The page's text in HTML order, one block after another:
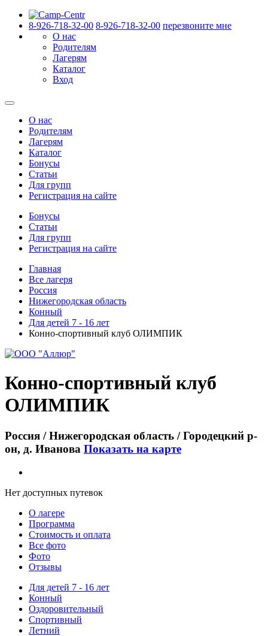
8-926-718-32-00 8-926-718-32-00 перезвоните мне
О нас
Родителям
Лагерям
Каталог
Вход
О нас
Родителям
Лагерям
Каталог
Бонусы
Статьи
Для групп
Регистрация на сайте
Бонусы
Статьи
Для групп
Регистрация на сайте
Главная
Все лагеря
Россия
Нижегородская область
Конный
Для детей 7 - 16 лет
Конно-спортивный клуб ОЛИМПИК
Конно-спортивный клуб
ОЛИМПИК
Россия / Нижегородская область / Городецкий р-
он, д. Иванова Показать на карте
Нет доступных путевок
О лагере
Программа
Стоимость и оплата
Все фото
Фото
Отзывы
Для детей 7 - 16 лет
Конный
Оздоровительный
Спортивный
Летний